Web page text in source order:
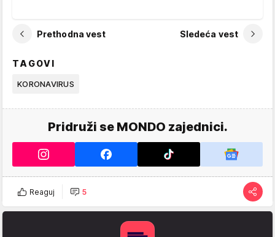
Prethodna vest Sledeća vest
TAGOVI
KORONAVIRUS
Pridruži se MONDO zajednici.
Reaguj 5